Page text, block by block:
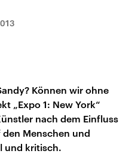
Können wir ohne
„Expo 1: New York“
nach dem Einfluss
Menschen und
und kritisch.